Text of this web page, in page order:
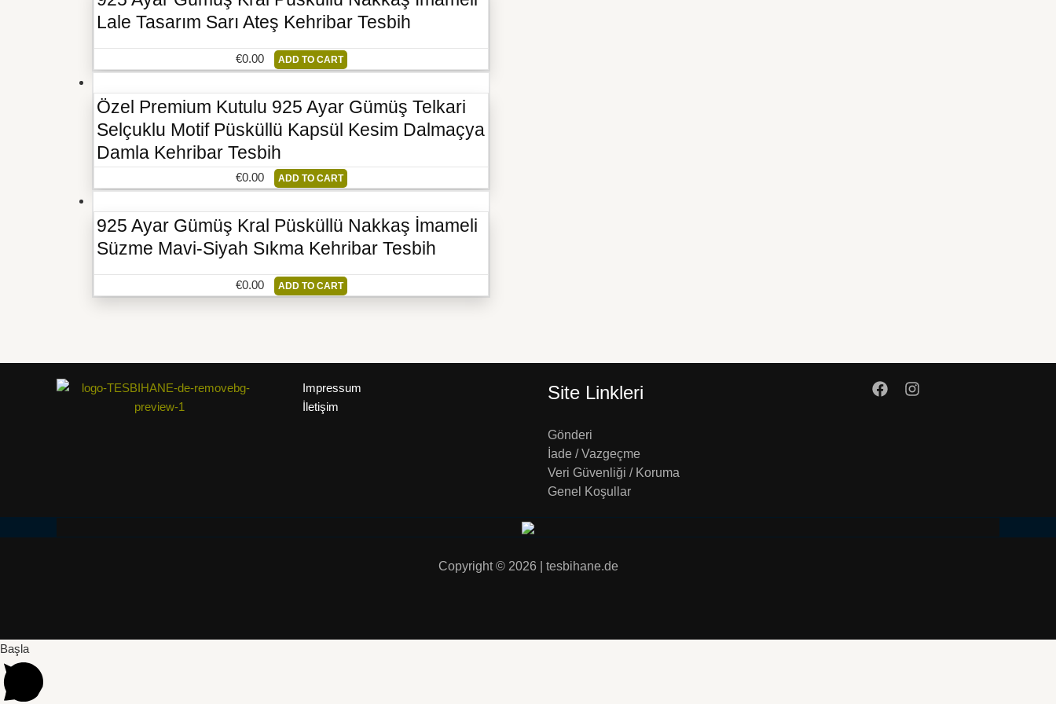
Lale Tasarım Sarı Ateş Kehribar Tesbih
€0.00 ADD TO CART
Özel Premium Kutulu 925 Ayar Gümüş Telkari
Selçuklu Motif Püsküllü Kapsül Kesim Dalmaçya
Damla Kehribar Tesbih
€0.00 ADD TO CART
925 Ayar Gümüş Kral Püsküllü Nakkaş İmameli
Süzme Mavi-Siyah Sıkma Kehribar Tesbih
€0.00 ADD TO CART
Impressum
İletişim
Site Linkleri
Gönderi
İade / Vazgeçme
Veri Güvenliği / Koruma
Genel Koşullar
Copyright © 2026 | tesbihane.de
Başla